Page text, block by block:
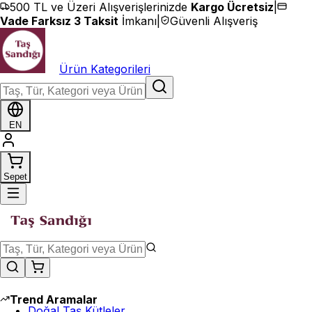
İçeriğe geç
500 TL ve Üzeri Alışverişlerinizde Kargo Ücretsiz
Vade Farksız 3 Taksit İmkanı Güvenli Alışveriş
Ürün Kategorileri
EN
Sepet
Trend Aramalar